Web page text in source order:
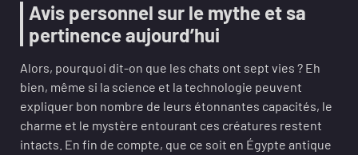
Avis personnel sur le mythe et sa
pertinence aujourd’hui
Alors, pourquoi dit-on que les chats ont sept vies ? Eh
bien, même si la science et la technologie peuvent
expliquer bon nombre de leurs étonnantes capacités, le
charme et le mystère entourant ces créatures restent
intacts. En fin de compte, que ce soit en Égypte antique